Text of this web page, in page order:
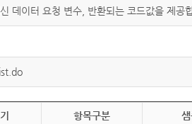
데이터 요청 변수, 반환되는 코드값을 제공
항목구분